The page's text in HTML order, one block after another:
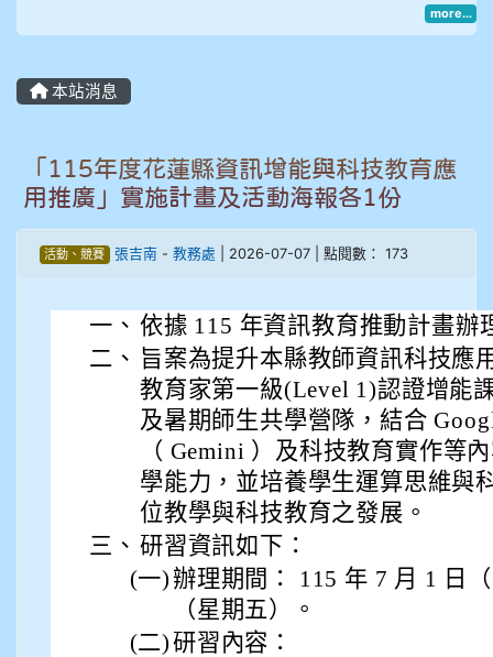
905周沛蓉
905鄭瑀安
907張晏寧
909林朝智
more...
本站消息
「115年度花蓮縣資訊增能與科技教育應
用推廣」實施計畫及活動海報各1份
活動、競賽 張吉南 - 教務處 | 2026-07-07 | 點閱數： 173
一、 依據 115 年資訊教育推動計畫辦
二、 旨案為提升本縣教師資訊科技應
教育家第一級(Level 1)認證增能
及暑期師生共學營隊，結合
（ Gemini ）及科技教育實作等
學能力，並培養學生運算思維與
位教學與科技教育之發展。
三、 研習資訊如下：
(一)辦理期間： 115 年 7 月 1 日
（星期五）。
(二)研習內容：